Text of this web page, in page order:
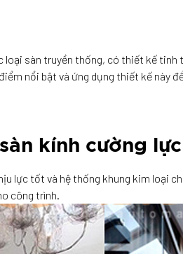
sàn truyền thống, có thiết kế tinh
nổi bật và ứng dụng thiết kế này
kính cường lực
lực tốt và hệ thống khung kim loại
công trình.